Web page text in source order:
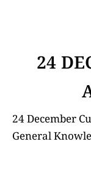
24
24 December
General